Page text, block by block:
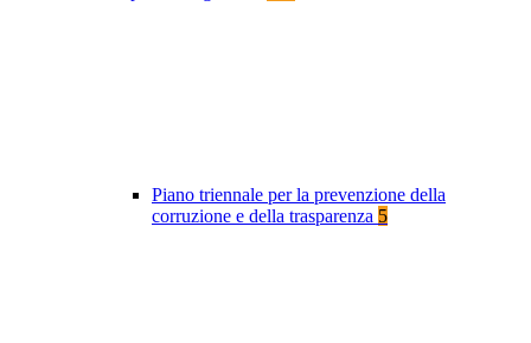
Piano triennale per la prevenzione della
corruzione e della trasparenza 5